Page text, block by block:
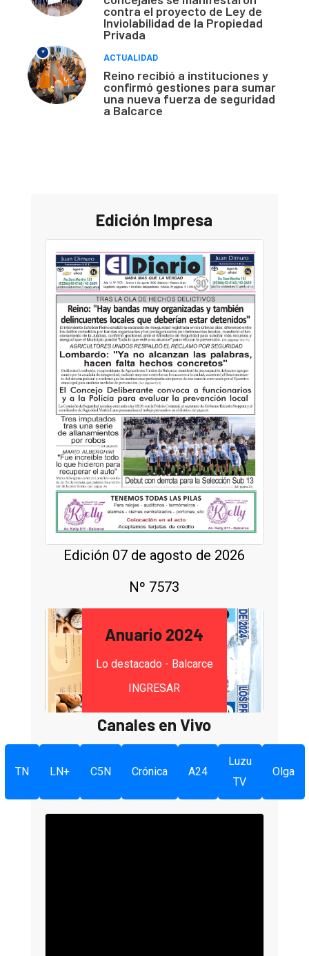
contra el proyecto de Ley de
Inviolabilidad de la Propiedad
Privada
*
ACTUALIDAD
Reino recibió a instituciones y
confirmó gestiones para sumar
una nueva fuerza de seguridad
a Balcarce
Edición Impresa
Edición 07 de agosto de 2026
Nº 7573
Anuario 2024
Lo destacado - Balcarce
INGRESAR
Canales en Vivo
TN LN+ C5N Crónica A24
Luzu
TV
Olga